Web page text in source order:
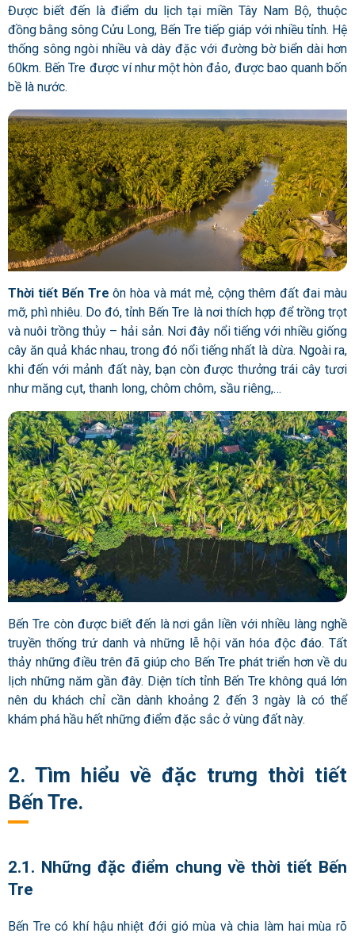
Được biết đến là điểm du lịch tại miền Tây Nam Bộ, thuộc
đồng bằng sông Cửu Long, Bến Tre tiếp giáp với nhiều tỉnh. Hệ
thống sông ngòi nhiều và dày đặc với đường bờ biển dài hơn
60km. Bến Tre được ví như một hòn đảo, được bao quanh bốn
bề là nước.
Thời tiết Bến Tre ôn hòa và mát mẻ, cộng thêm đất đai màu
mỡ, phì nhiêu. Do đó, tỉnh Bến Tre là nơi thích hợp để trồng trọt
và nuôi trồng thủy – hải sản. Nơi đây nổi tiếng với nhiều giống
cây ăn quả khác nhau, trong đó nổi tiếng nhất là dừa. Ngoài ra,
khi đến với mảnh đất này, bạn còn được thưởng trái cây tươi
như măng cụt, thanh long, chôm chôm, sầu riêng,…
Bến Tre còn được biết đến là nơi gắn liền với nhiều làng nghề
truyền thống trứ danh và những lễ hội văn hóa độc đáo. Tất
thảy những điều trên đã giúp cho Bến Tre phát triển hơn về du
lịch những năm gần đây. Diện tích tỉnh Bến Tre không quá lớn
nên du khách chỉ cần dành khoảng 2 đến 3 ngày là có thể
khám phá hầu hết những điểm đặc sắc ở vùng đất này.
2. Tìm hiểu về đặc trưng thời tiết
Bến Tre.
2.1. Những đặc điểm chung về thời tiết Bến
Tre
Bến Tre có khí hậu nhiệt đới gió mùa và chia làm hai mùa rõ